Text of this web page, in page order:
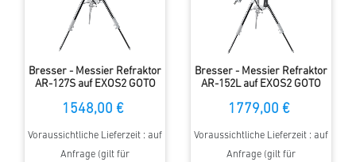
Bresser - Messier Refraktor
AR-127S auf EXOS2 GOTO
1548,00 €
Voraussichtliche Lieferzeit : auf
Anfrage (gilt für
Bresser - Messier Refraktor
AR-152L auf EXOS2 GOTO
1779,00 €
Voraussichtliche Lieferzeit : auf
Anfrage (gilt für